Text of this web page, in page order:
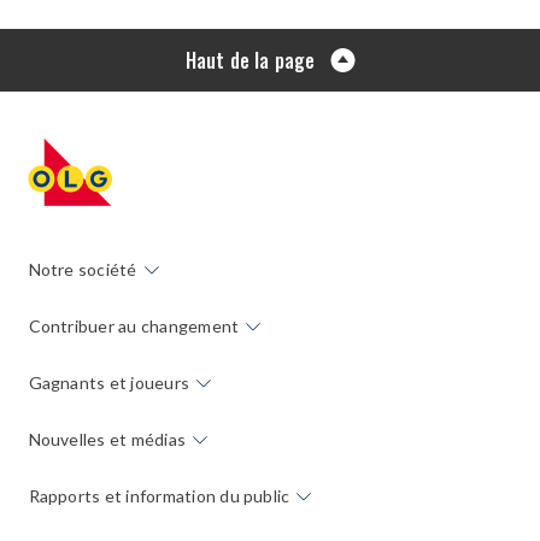
Haut de la page
Notre société
Contribuer au changement
Gagnants et joueurs
Nouvelles et médias
Rapports et information du public